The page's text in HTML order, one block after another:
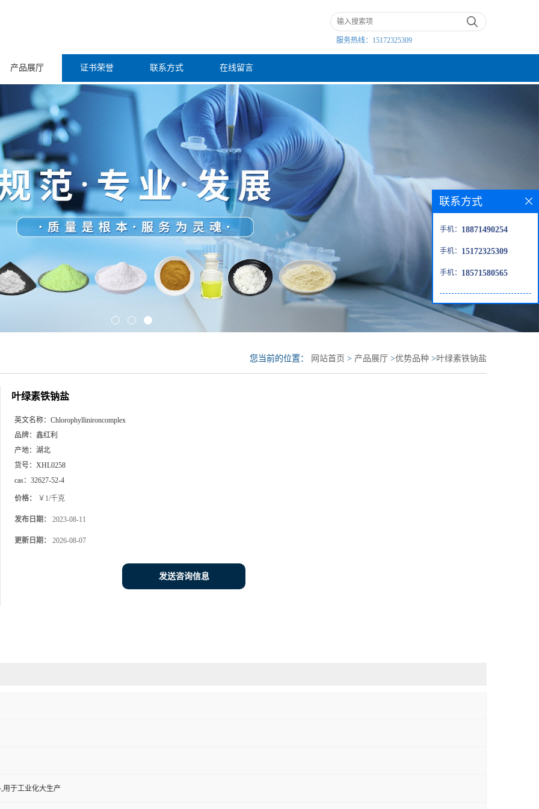
服务热线： 15172325309
产品展厅 证书荣誉 联系方式 在线留言
您当前的位置： 网站首页 > 产品展厅 >优势品种 >叶绿素铁钠盐
叶绿素铁钠盐
英文名称： Chlorophyllinironcomplex
品牌： 鑫红利
产地： 湖北
货号： XHL0258
cas： 32627-52-4
价格： ￥1/千克
发布日期： 2023-08-11
更新日期： 2026-08-07
发送咨询信息
用于工业化大生产
联系方式
手机： 18871490254
手机： 15172325309
手机： 18571580565